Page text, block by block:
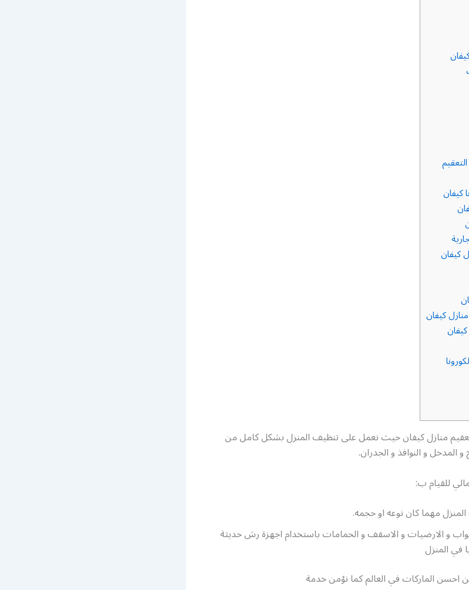
كيفان
كيفان
كيفان
منازل كيفان حيث نعمل على تنظيف المنزل بشكل كامل من
المدخل و النوافذ و الجدران.
للقيام ب:
مهما كان نوعه او حجمه.
و الارضيات و الاسقف و الحمامات باستخدام اجهزة رش حديثة
في المنزل
احسن الماركات في العالم كما نؤمن خدمة